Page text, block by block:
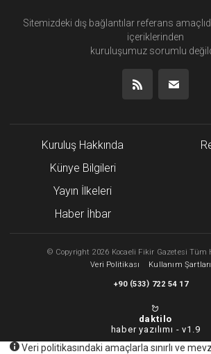
Sitemizdeki dış bağlantılar referans
içeriklerinden
kuruluşumuz sorumlu
Kuruluş Hakkında
Künye Bilgileri
Yayın İlkeleri
Haber İhbar
© Copyright 2026 Kocaeli Fikir Gazetesi Tüm
Veri Politikası
Kullanım Şartları
+90 (533) 722 54 17
daktilo
haber yazılımı -v1.9
Veri politikasındaki amaçlarla sınırlı ve